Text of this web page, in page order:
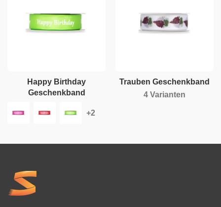
Happy Birthday
Geschenkband
Trauben Geschenkband
4 Varianten